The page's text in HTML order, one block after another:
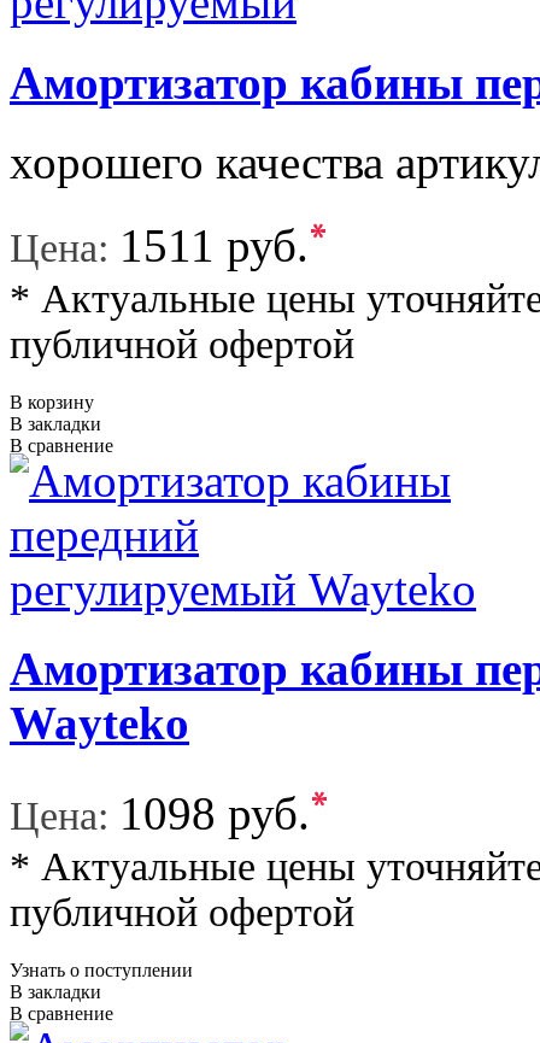
Амортизатор кабины
хорошего качества
Цена: 1511 руб.*
* Актуальные цены
публичной офертой
В корзину
В закладки
В сравнение
Амортизатор кабины
Wayteko
Цена: 1098 руб.*
* Актуальные цены
публичной офертой
Узнать о поступлении
В закладки
В сравнение